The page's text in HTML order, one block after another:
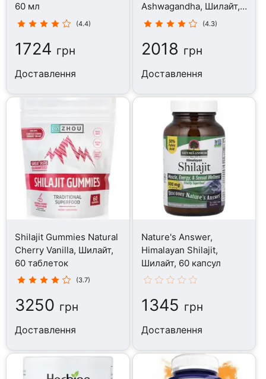
60 мл
(4.4)
1724 грн
Доставлення
Ashwagandha, Шилайт,
90 капсул
(4.3)
2018 грн
Доставлення
Shilajit Gummies Natural
Cherry Vanilla, Шилайт,
60 таблеток
(3.7)
3250 грн
Доставлення
Nature's Answer,
Himalayan Shilajit,
Шилайт, 60 капсул
1345 грн
Доставлення